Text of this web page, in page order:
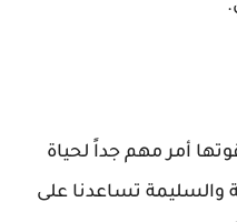
أمر مهم جداً لحياة
والسليمة تساعدنا على